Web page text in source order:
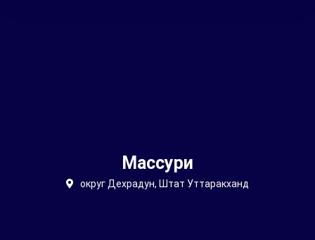
Массури
округ Дехрадун, Штат Уттаракханд